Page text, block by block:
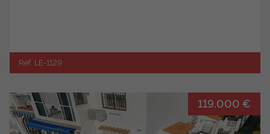
Ref. LE-1129
119.000 €